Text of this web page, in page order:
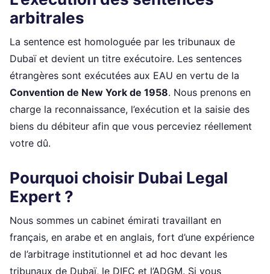
arbitrales
La sentence est homologuée par les tribunaux de
Dubaï et devient un titre exécutoire. Les sentences
étrangères sont exécutées aux EAU en vertu de la
Convention de New York de 1958. Nous prenons en
charge la reconnaissance, l’exécution et la saisie des
biens du débiteur afin que vous perceviez réellement
votre dû.
Pourquoi choisir Dubai Legal
Expert ?
Nous sommes un cabinet émirati travaillant en
français, en arabe et en anglais, fort d’une expérience
de l’arbitrage institutionnel et ad hoc devant les
tribunaux de Dubaï, le DIFC et l’ADGM. Si vous